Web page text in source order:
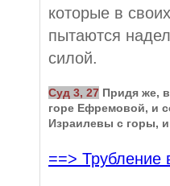
которые в
пытаются
силой.
Суд 3, 27 Придя же,
горе Ефремовой, и
Израилевы с горы,
==>